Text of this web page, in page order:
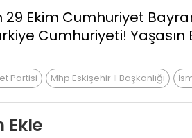
29 Ekim Cumhuriyet
Cumhuriyeti! Yaşasın
Partisi Mhp Eskişehir İl Başkanlığı
Ekle